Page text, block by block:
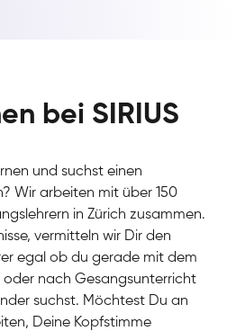
bei SIRIUS
und suchst einen
Wir arbeiten mit über 150
in Zürich zusammen.
vermitteln wir Dir den
egal ob du gerade mit dem
oder nach Gesangsunterricht
suchst. Möchtest Du an
Deine Kopfstimme